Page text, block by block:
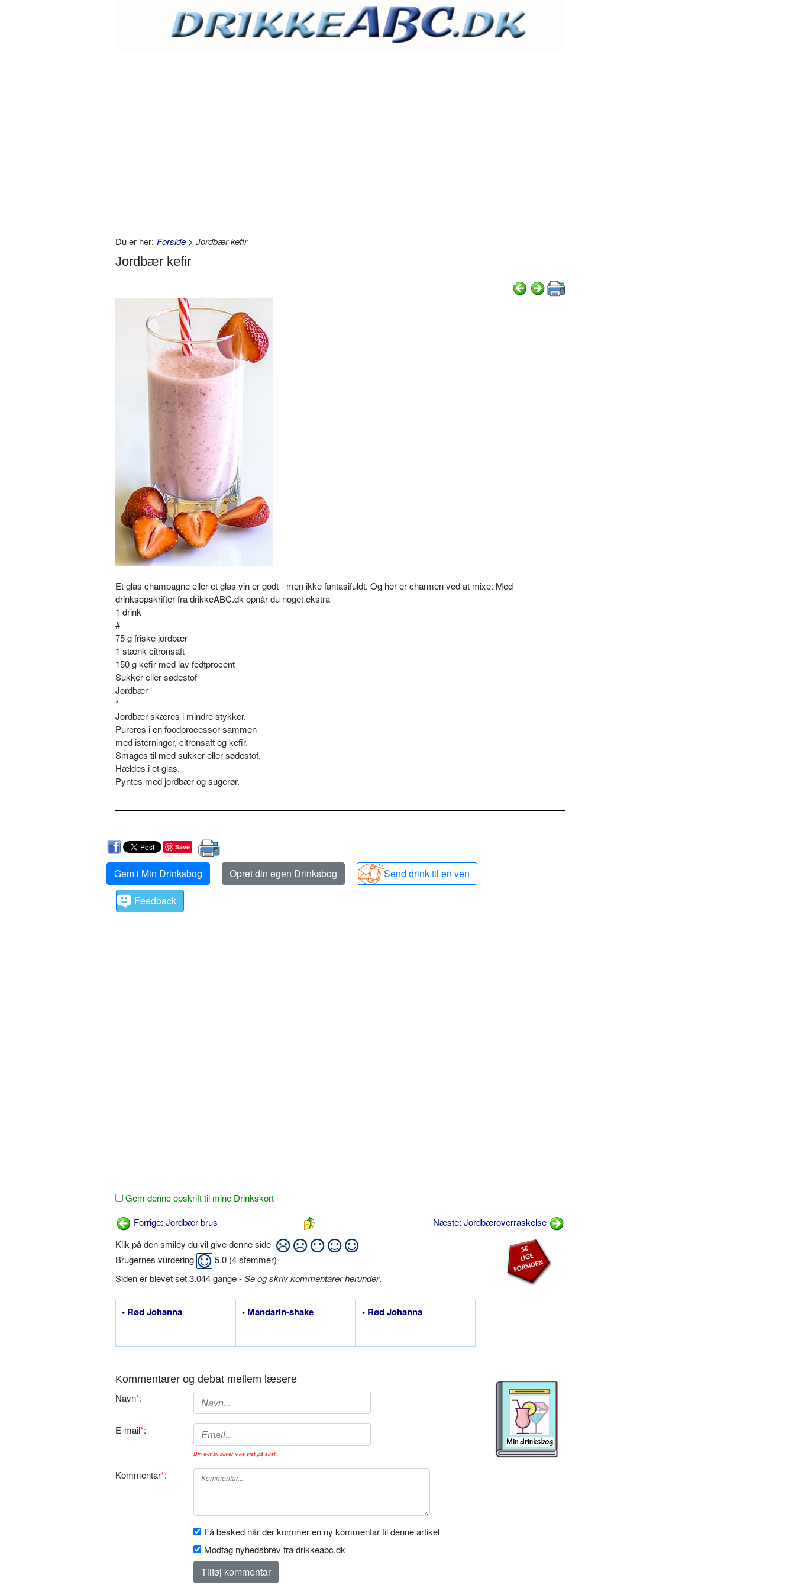
Du er her: Forside > Jordbær kefir
Jordbær kefir
Et glas champagne eller et glas vin er godt - men ikke fantasifuldt. Og her er charmen ved at mixe: Med
drinksopskrifter fra drikkeABC.dk opnår du noget ekstra
1 drink
#
75 g friske jordbær
1 stænk citronsaft
150 g kefir med lav fedtprocent
Sukker eller sødestof
Jordbær
*
Jordbær skæres i mindre stykker.
Pureres i en foodprocessor sammen
med isterninger, citronsaft og kefir.
Smages til med sukker eller sødestof.
Hældes i et glas.
Pyntes med jordbær og sugerør.
Save
Gem i Min Drinksbog Opret din egen Drinksbog
Send drink til en ven
Feedback
Gem denne opskrift til mine Drinkskort
Forrige: Jordbær brus
Næste: Jordbæroverraskelse
Klik på den smiley du vil give denne side
Brugernes vurdering
5,0 (4stemmer)
Siden er blevet set 3.044 gange -Se og skriv kommentarer herunder.
• Rød Johanna • Mandarin-shake • Rød Johanna
Kommentarer og debat mellem læsere
Navn*:
E-mail*:
Din e-mail bliver ikke vist på sitet.
Kommentar*:
Få besked når der kommer en ny kommentar til denne artikel
Modtag nyhedsbrev fra drikkeabc.dk